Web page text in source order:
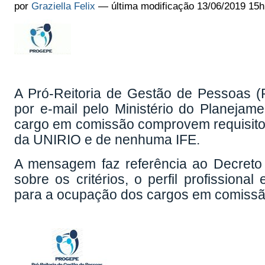
porGraziella Felix — última modificação 13/06/2019
A Pró-Reitoria de Gestão de Pessoas
por e-mail pelo Ministério do
cargo em comissão comprovem
da UNIRIO e de nenhuma IFE.
A mensagem faz referência ao
sobre os critérios, o perfil profissional
para a ocupação dos cargos em